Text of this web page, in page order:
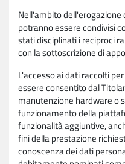
Nell'ambito dell'erogazione
potranno essere condivisi
stati disciplinati i reciproci
con la sottoscrizione di
L'accesso ai dati raccolti
essere consentito dal
manutenzione hardware o
funzionamento della
funzionalità aggiuntive,
fini della prestazione
conoscenza dei dati